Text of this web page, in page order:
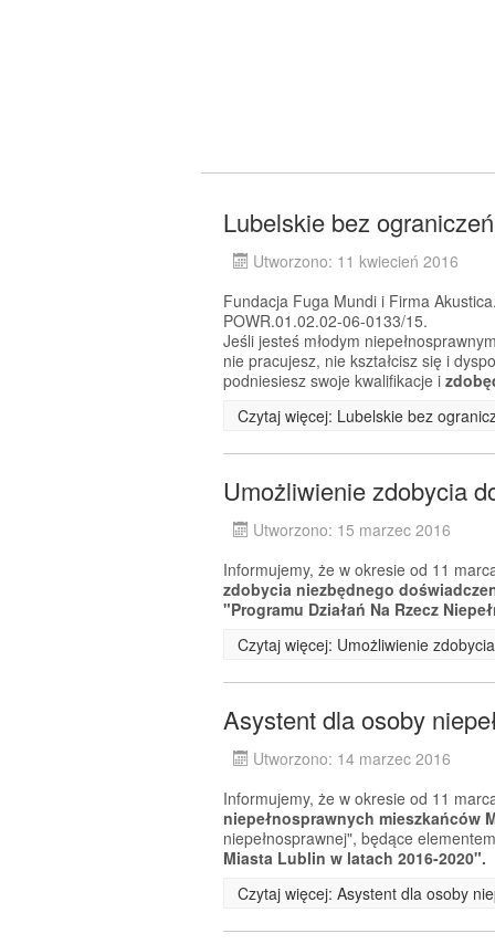
Lubelskie bez ograniczeń
Utworzono: 11 kwiecień 2016
Fundacja Fuga Mundi i Firma
POWR.01.02.02-06-0133/15.
Jeśli jesteś młodym
nie pracujesz, nie kształcisz się i
podniesiesz swoje kwalifikacje i
Czytaj więcej: Lubelskie bez
Umożliwienie zdobycia
Utworzono: 15 marzec 2016
Informujemy, że w okresie od 11
zdobycia niezbędnego
"Programu Działań Na Rzecz
Czytaj więcej: Umożliwienie
Asystent dla osoby
Utworzono: 14 marzec 2016
Informujemy, że w okresie od 11
niepełnosprawnych mieszkańców
niepełnosprawnej", będące
Miasta Lublin w latach 2016-2020".
Czytaj więcej: Asystent dla osoby